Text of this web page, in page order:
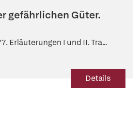
gefährlichen Güter.
Erläuterungen I und II. Tra...
Details